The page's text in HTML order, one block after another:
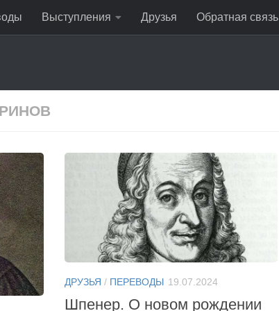
Выступления Друзья Обратная связь
ДРУЗЬЯ / ПЕРЕВОДЫ 19.07.2024
Шпенер. О новом рождении